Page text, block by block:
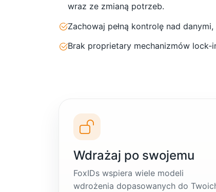
wraz ze zmianą potrzeb.
Zachowaj pełną kontrolę nad
Brak proprietary mechanizmów
Wdrażaj po swojemu
FoxIDs wspiera wiele modeli
wdrożenia dopasowanych do